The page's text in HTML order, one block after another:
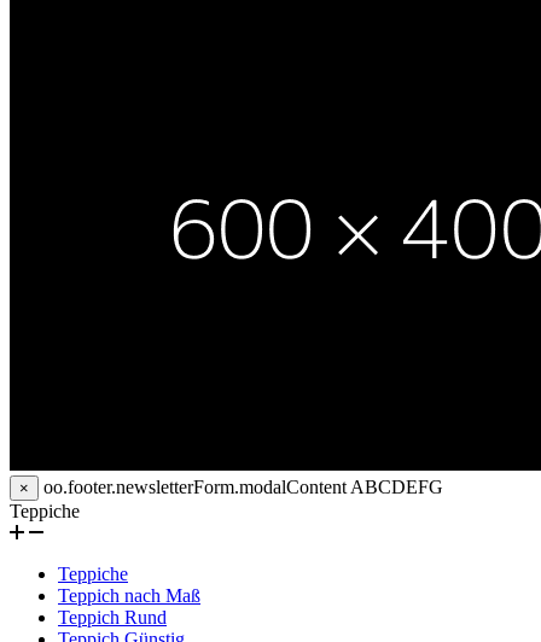
× oo.footer.newsletterForm.modalContentABCDEFG
Teppiche
Teppiche
Teppich nach Maß
Teppich Rund